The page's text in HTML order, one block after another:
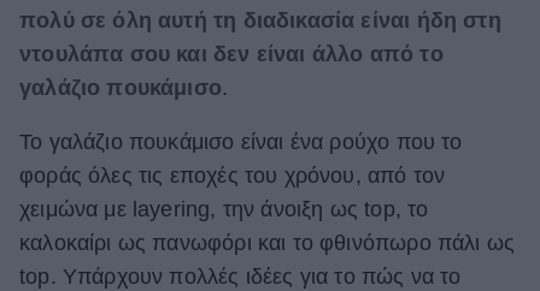
Χωρίς Ταμπέλες
Women's Forum
Hautes Grecians
πολύ σε όλη αυτή τη διαδικασία είναι ήδη στη
ντουλάπα σου και δεν είναι άλλο από το
γαλάζιο πουκάμισο.
Το γαλάζιο πουκάμισο είναι ένα ρούχο που το
φοράς όλες τις εποχές του χρόνου, από τον
χειμώνα με layering, την άνοιξη ως top, το
καλοκαίρι ως πανωφόρι και το φθινόπωρο πάλι ως
top. Υπάρχουν πολλές ιδέες για το πώς να το